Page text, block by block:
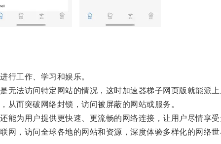
工作、学习和娱乐。
访问特定网站的情况，这时加速器梯子网页版就能派上
而突破网络封锁，访问被屏蔽的网站或服务。
用户提供更快速、更流畅的网络连接，让用户尽情享受
，访问全球各地的网站和资源，深度体验多样化的网络世